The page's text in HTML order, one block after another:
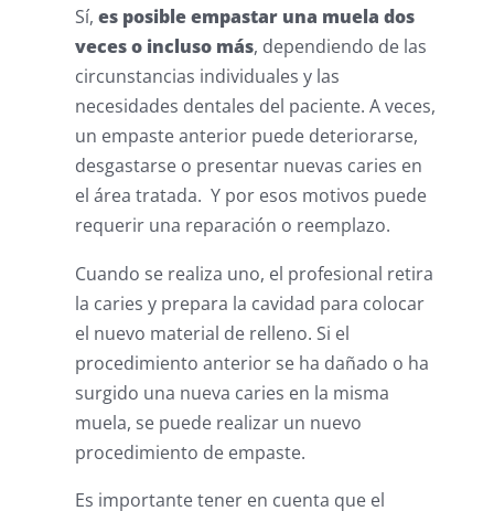
Sí, es posible empastar una muela dos
veces o incluso más, dependiendo de las
circunstancias individuales y las
necesidades dentales del paciente. A veces,
un empaste anterior puede deteriorarse,
desgastarse o presentar nuevas caries en
el área tratada. Y por esos motivos puede
requerir una reparación o reemplazo.
Cuando se realiza uno, el profesional retira
la caries y prepara la cavidad para colocar
el nuevo material de relleno. Si el
procedimiento anterior se ha dañado o ha
surgido una nueva caries en la misma
muela, se puede realizar un nuevo
procedimiento de empaste.
Es importante tener en cuenta que el